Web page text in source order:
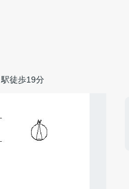
徒歩19分